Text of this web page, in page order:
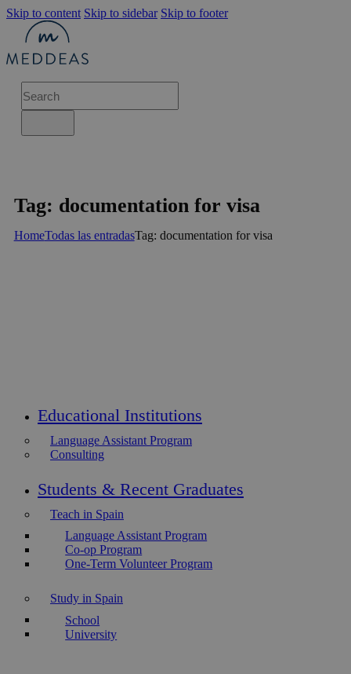
Skip to content Skip to sidebar Skip to footer
Tag: documentation for visa
HomeTodas las entradasTag: documentation for visa
Educational Institutions
Language Assistant Program
Consulting
Students & Recent Graduates
Teach in Spain
Language Assistant Program
Co-op Program
One-Term Volunteer Program
Study in Spain
School
University